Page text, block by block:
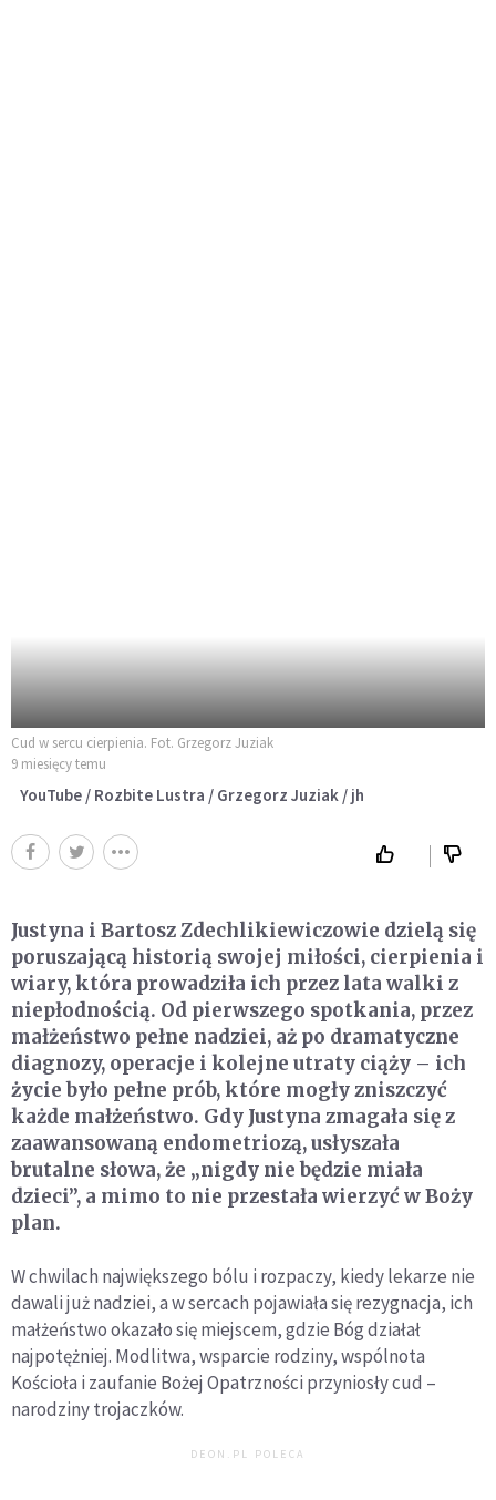
Cud w sercu cierpienia. Fot. Grzegorz Juziak
9 miesięcy temu
YouTube / Rozbite Lustra / Grzegorz Juziak / jh
Justyna i Bartosz Zdechlikiewiczowie dzielą się
poruszającą historią swojej miłości, cierpienia i
wiary, która prowadziła ich przez lata walki z
niepłodnością. Od pierwszego spotkania, przez
małżeństwo pełne nadziei, aż po dramatyczne
diagnozy, operacje i kolejne utraty ciąży – ich
życie było pełne prób, które mogły zniszczyć
każde małżeństwo. Gdy Justyna zmagała się z
zaawansowaną endometriozą, usłyszała
brutalne słowa, że „nigdy nie będzie miała
dzieci”, a mimo to nie przestała wierzyć w Boży
plan.
W chwilach największego bólu i rozpaczy, kiedy lekarze nie
dawali już nadziei, a w sercach pojawiała się rezygnacja, ich
małżeństwo okazało się miejscem, gdzie Bóg działał
najpotężniej. Modlitwa, wsparcie rodziny, wspólnota
Kościoła i zaufanie Bożej Opatrzności przyniosły cud –
narodziny trojaczków.
DEON.PL POLECA